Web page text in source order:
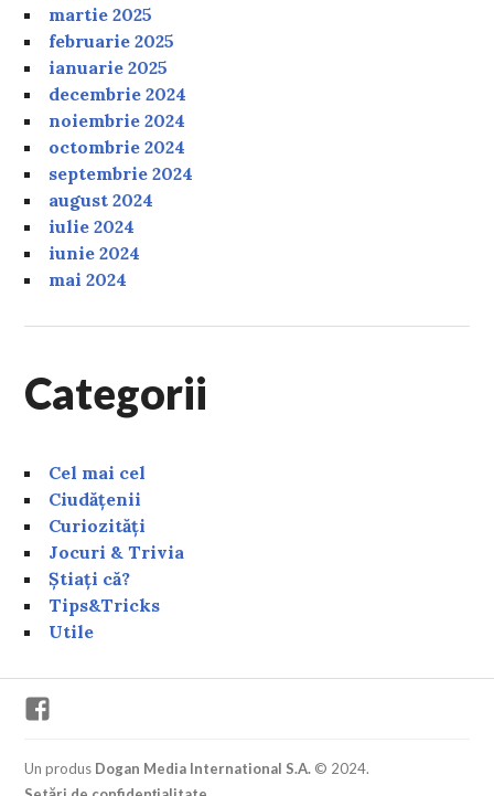
martie 2025
februarie 2025
ianuarie 2025
decembrie 2024
noiembrie 2024
octombrie 2024
septembrie 2024
august 2024
iulie 2024
iunie 2024
mai 2024
Categorii
Cel mai cel
Ciudățenii
Curiozități
Jocuri & Trivia
Știați că?
Tips&Tricks
Utile
Un produs Dogan Media International S.A. © 2024.